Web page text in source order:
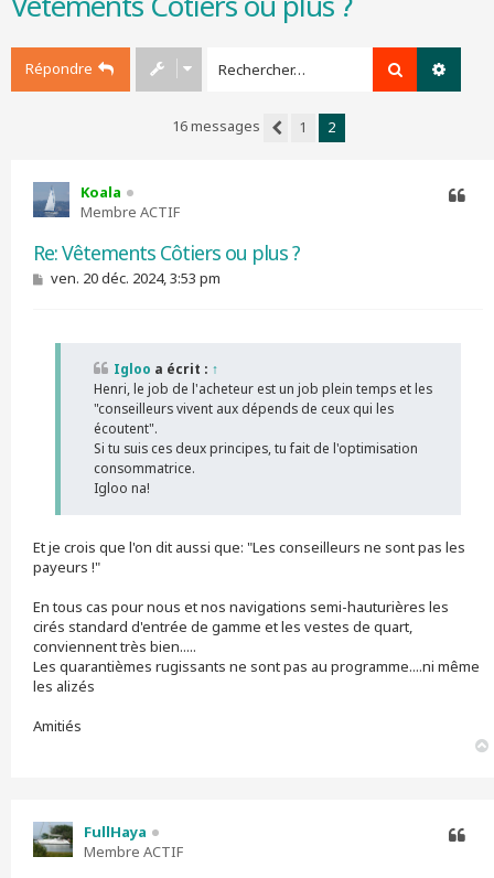
Répondre Rechercher
16 messages
Précédent
1 2
Koala
Membre ACTIF
Re: Vêtements Côtiers ou plus ?
M
ven. 20 déc. 2024, 3:53 pm
Igloo a écrit : ↑
Henri, le job de l'acheteur est un job plein temps et les
"conseilleurs vivent aux dépends de ceux qui les
écoutent".
Si tu suis ces deux principes, tu fait de l'optimisation
consommatrice.
Igloo na!
Et je crois que l'on dit aussi que: "Les conseilleurs ne sont pas les
payeurs !"
En tous cas pour nous et nos navigations semi-hauturières les
cirés standard d'entrée de gamme et les vestes de quart,
conviennent très bien.....
Les quarantièmes rugissants ne sont pas au programme....ni même
les alizés
Amitiés
FullHaya
Membre ACTIF